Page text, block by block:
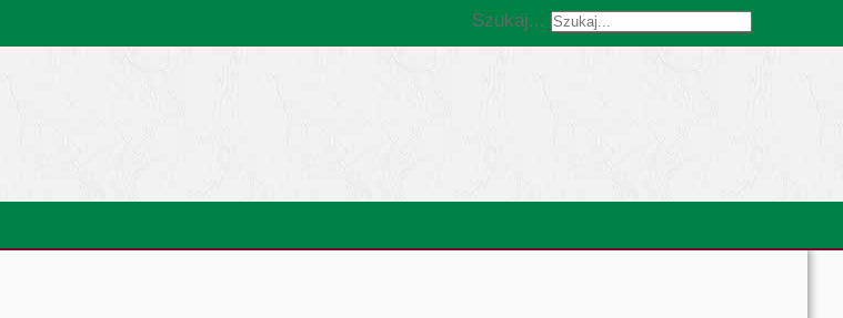
Szukaj...